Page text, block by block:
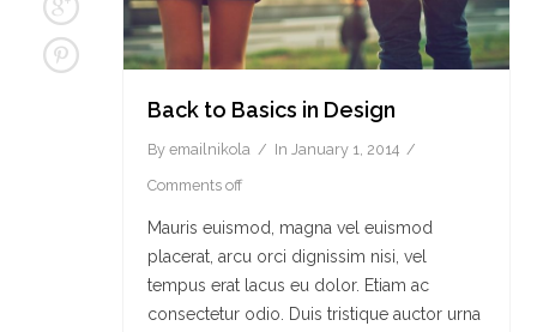
Back to Basics in Design
By emailnikola In January 1, 2014
Comments off
Mauris euismod, magna vel euismod
placerat, arcu orci dignissim nisi, vel
tempus erat lacus eu dolor. Etiam ac
consectetur odio. Duis tristique auctor urna